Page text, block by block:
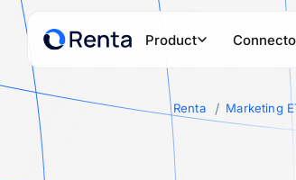
Product
PRODUCTS
Powerful first-party tracker to collect
POPULAR SOURCESRenta Marketing